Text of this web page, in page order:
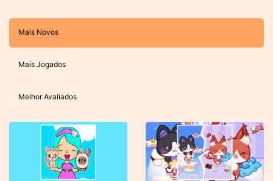
Mais Novos
Mais Jogados
Melhor Avaliados